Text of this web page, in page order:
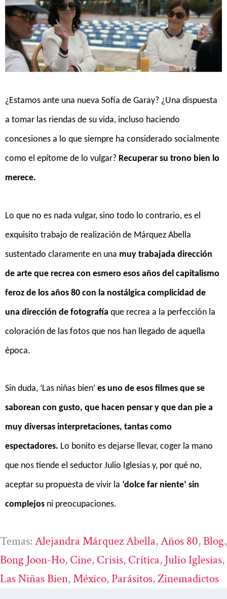
¿Estamos ante una nueva Sofía de Garay? ¿Una dispuesta
a tomar las riendas de su vida, incluso haciendo
concesiones a lo que siempre ha considerado socialmente
como el epítome de lo vulgar? Recuperar su trono bien lo
merece.
Lo que no es nada vulgar, sino todo lo contrario, es el
exquisito trabajo de realización de Márquez Abella
sustentado claramente en una muy trabajada dirección
de arte que recrea con esmero esos años del capitalismo
feroz de los años 80 con la nostálgica complicidad de
una dirección de fotografía que recrea a la perfección la
coloración de las fotos que nos han llegado de aquella
época.
Sin duda, ‘Las niñas bien’ es uno de esos filmes que se
saborean con gusto, que hacen pensar y que dan pie a
muy diversas interpretaciones, tantas como
espectadores. Lo bonito es dejarse llevar, coger la mano
que nos tiende el seductor Julio Iglesias y, por qué no,
aceptar su propuesta de vivir la ‘dolce far niente’ sin
complejos ni preocupaciones.
Temas: Alejandra Márquez Abella, Años 80, Blog
Bong Joon-Ho, Cine, Crisis, Crítica, Julio Iglesias
Las Niñas Bien, México, Parásitos, Zinemadictos